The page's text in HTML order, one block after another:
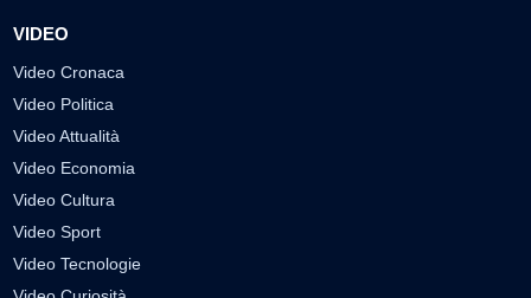
VIDEO
Video Cronaca
Video Politica
Video Attualità
Video Economia
Video Cultura
Video Sport
Video Tecnologie